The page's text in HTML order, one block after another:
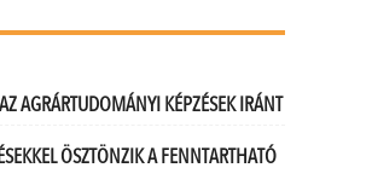
AGRÁRTUDOMÁNYI KÉPZÉSEK IRÁNT
ÖSZTÖNZIK A FENNTARTHATÓ